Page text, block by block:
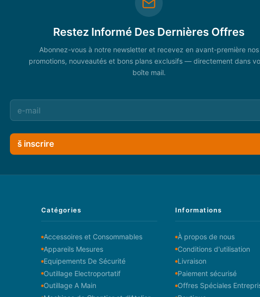
Restez Informé Des Dernières Offres
Abonnez-vous à notre newsletter et recevez en avant-première nos
promotions, nouveautés et bons plans exclusifs — directement dans
boîte mail.
š inscrire
Catégories
Accessoires et Consommables
Appareils Mesures
Equipements De Sécurité
Outillage Electroportatif
Outillage A Main
Informations
À propos de nous
Conditions d'utilisation
Livraison
Paiement sécurisé
Offres Spéciales